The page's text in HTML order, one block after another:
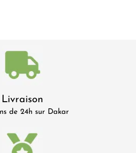
Livraison
de 24h sur Dakar